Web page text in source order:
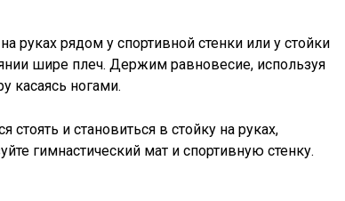
руках рядом у спортивной стенки или у стойки
шире плеч. Держим равновесие, используя
касаясь ногами.
стоять и становиться в стойку на руках,
гимнастический мат и спортивную стенку.